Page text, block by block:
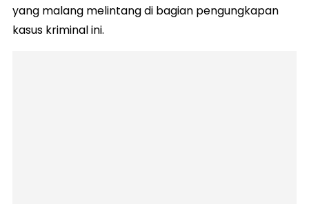
yang malang melintang di bagian pengungkapan
kasus kriminal ini.